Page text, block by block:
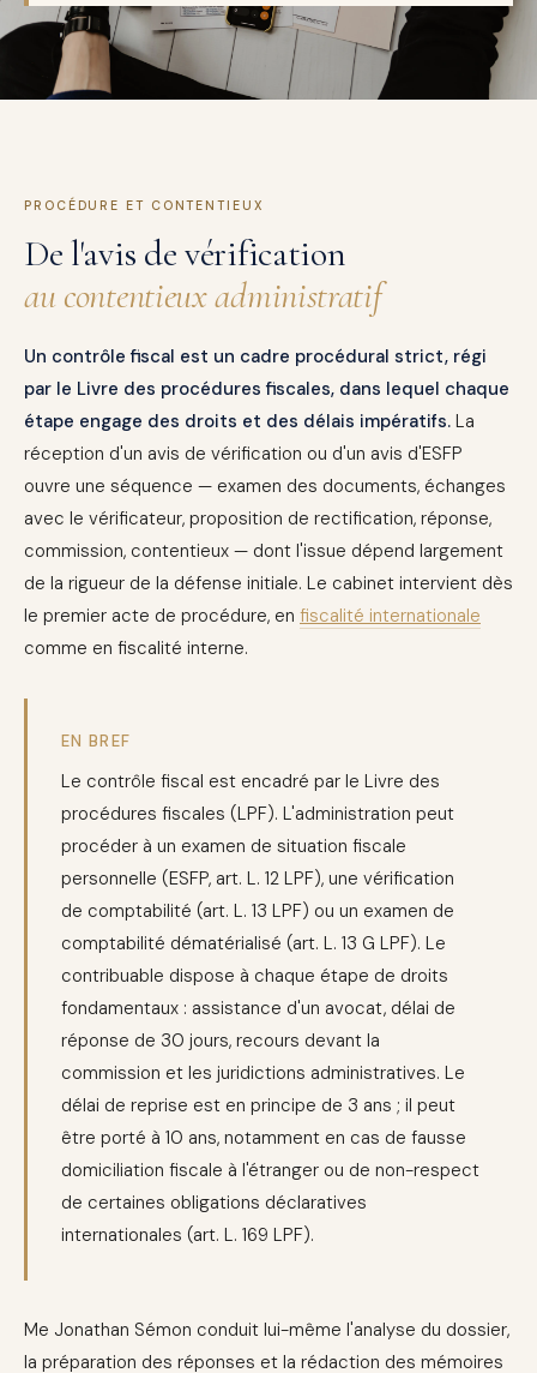
PROCÉDURE ET CONTENTIEUX
De l'avis de vérification
au contentieux administratif
Un contrôle fiscal est un cadre procédural strict, régi
par le Livre des procédures fiscales, dans lequel chaque
étape engage des droits et des délais impératifs. La
réception d'un avis de vérification ou d'un avis d'ESFP
ouvre une séquence — examen des documents, échanges
avec le vérificateur, proposition de rectification, réponse,
commission, contentieux — dont l'issue dépend largement
de la rigueur de la défense initiale. Le cabinet intervient dès
le premier acte de procédure, en fiscalité internationale
comme en fiscalité interne.
EN BREF
Le contrôle fiscal est encadré par le Livre des
procédures fiscales (LPF). L'administration peut
procéder à un examen de situation fiscale
personnelle (ESFP, art. L. 12 LPF), une vérification
de comptabilité (art. L. 13 LPF) ou un examen de
comptabilité dématérialisé (art. L. 13 G LPF). Le
contribuable dispose à chaque étape de droits
fondamentaux : assistance d'un avocat, délai de
réponse de 30 jours, recours devant la
commission et les juridictions administratives. Le
délai de reprise est en principe de 3 ans ; il peut
être porté à 10 ans, notamment en cas de fausse
domiciliation fiscale à l'étranger ou de non-respect
de certaines obligations déclaratives
internationales (art. L. 169 LPF).
Me Jonathan Sémon conduit lui-même l'analyse du dossier,
la préparation des réponses et la rédaction des mémoires